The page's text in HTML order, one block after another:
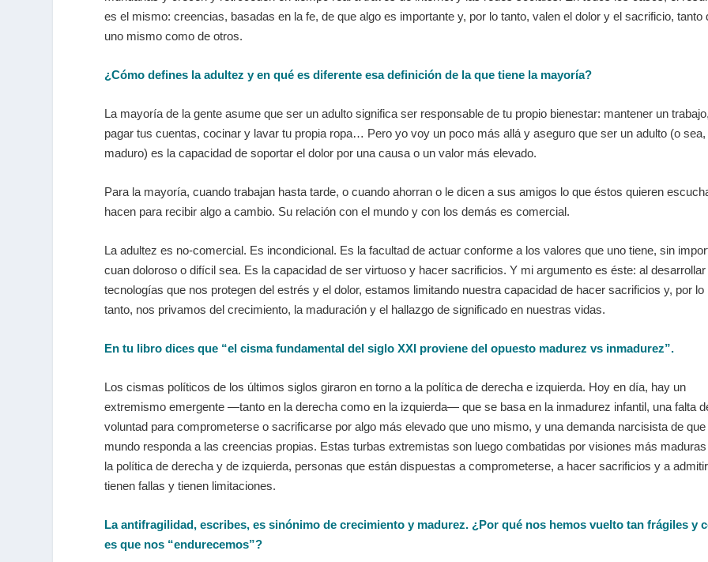
es el mismo: creencias, basadas en la fe, de que algo es importante y, por lo tanto, valen el dolor y el sacrificio, tanto
uno mismo como de otros.
¿Cómo defines la adultez y en qué es diferente esa definición de la que tiene la mayoría?
La mayoría de la gente asume que ser un adulto significa ser responsable de tu propio bienestar: mantener un trabajo,
pagar tus cuentas, cocinar y lavar tu propia ropa… Pero yo voy un poco más allá y aseguro que ser un adulto (o
maduro) es la capacidad de soportar el dolor por una causa o un valor más elevado.
Para la mayoría, cuando trabajan hasta tarde, o cuando ahorran o le dicen a sus amigos lo que éstos quieren
hacen para recibir algo a cambio. Su relación con el mundo y con los demás es comercial.
La adultez es no-comercial. Es incondicional. Es la facultad de actuar conforme a los valores que uno tiene, sin
cuan doloroso o difícil sea. Es la capacidad de ser virtuoso y hacer sacrificios. Y mi argumento es éste: al desarrollar
tecnologías que nos protegen del estrés y el dolor, estamos limitando nuestra capacidad de hacer sacrificios y, por lo
tanto, nos privamos del crecimiento, la maduración y el hallazgo de significado en nuestras vidas.
En tu libro dices que “el cisma fundamental del siglo XXI proviene del opuesto madurez vs inmadurez”.
Los cismas políticos de los últimos siglos giraron en torno a la política de derecha e izquierda. Hoy en día, hay un
extremismo emergente —tanto en la derecha como en la izquierda— que se basa en la inmadurez infantil, una falta
voluntad para comprometerse o sacrificarse por algo más elevado que uno mismo, y una demanda narcisista de que
mundo responda a las creencias propias. Estas turbas extremistas son luego combatidas por visiones más
la política de derecha y de izquierda, personas que están dispuestas a comprometerse, a hacer sacrificios y a
tienen fallas y tienen limitaciones.
La antifragilidad, escribes, es sinónimo de crecimiento y madurez. ¿Por qué nos hemos vuelto tan frágiles y
es que nos “endurecemos”?